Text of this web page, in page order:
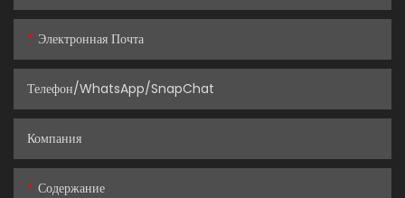
Электронная Почта
Телефон/WhatsApp/SnapChat
Компания
Содержание